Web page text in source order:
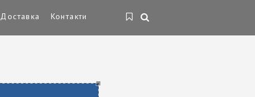
Доставка Контакти